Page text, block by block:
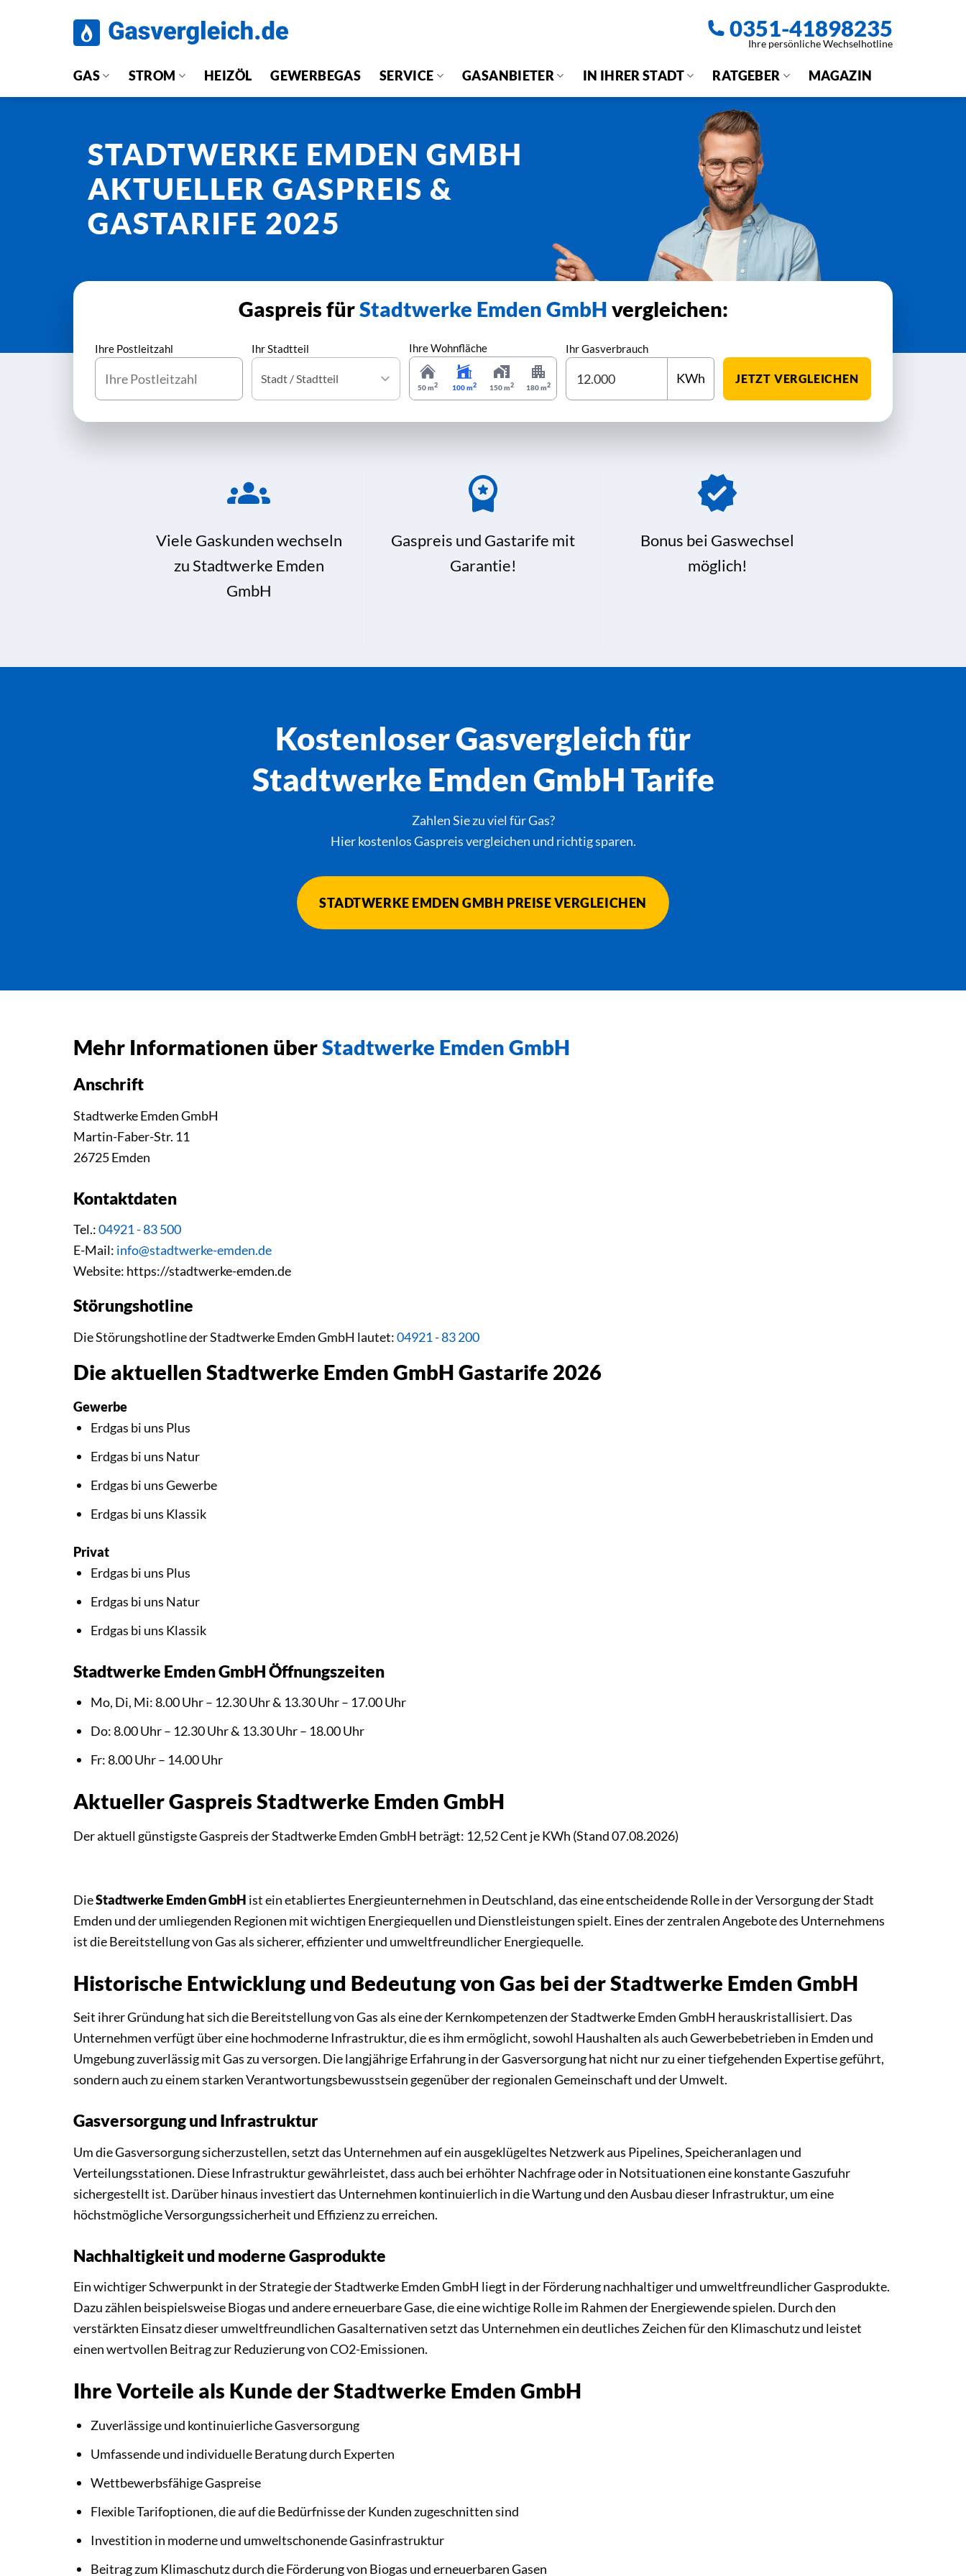
0351-41898235
Ihre persönliche Wechselhotline
GAS STROM HEIZÖL GEWERBEGAS SERVICE GASANBIETER IN IHRER STADT RATGEBER MAGAZIN
STADTWERKE EMDEN GMBH
AKTUELLER GASPREIS &
GASTARIFE 2025
Gaspreis fürStadtwerke Emden GmbH vergleichen:
Ihre Postleitzahl Ihr Stadtteil Ihre Wohnfläche
50 m2 100 m2 150 m2 180 m2
Ihr Gasverbrauch
KWh JETZT VERGLEICHEN
Viele Gaskunden wechseln
zu Stadtwerke Emden
GmbH
Gaspreis und Gastarife mit
Garantie!
Bonus bei Gaswechsel
möglich!
Kostenloser Gasvergleich für
Stadtwerke Emden GmbH Tarife
Zahlen Sie zu viel für Gas?
Hier kostenlos Gaspreis vergleichen und richtig sparen.
STADTWERKE EMDEN GMBH PREISE VERGLEICHEN
Mehr Informationen überStadtwerke Emden GmbH
Anschrift
Stadtwerke Emden GmbH
Martin-Faber-Str. 11
26725 Emden
Kontaktdaten
Tel.:04921 - 83 500
E-Mail: info@stadtwerke-emden.de
Website: https://stadtwerke-emden.de
Störungshotline
Die Störungshotline der Stadtwerke Emden GmbH lautet:04921 - 83 200
Die aktuellen Stadtwerke Emden GmbH Gastarife 2026
Gewerbe
Erdgas bi uns Plus
Erdgas bi uns Natur
Erdgas bi uns Gewerbe
Erdgas bi uns Klassik
Privat
Erdgas bi uns Plus
Erdgas bi uns Natur
Erdgas bi uns Klassik
Stadtwerke Emden GmbH Öffnungszeiten
Mo, Di, Mi: 8.00 Uhr – 12.30 Uhr & 13.30 Uhr – 17.00 Uhr
Do: 8.00 Uhr – 12.30 Uhr & 13.30 Uhr – 18.00 Uhr
Fr: 8.00 Uhr – 14.00 Uhr
Aktueller Gaspreis Stadtwerke Emden GmbH
Der aktuell günstigste Gaspreis der Stadtwerke Emden GmbH beträgt: 12,52 Cent je KWh (Stand 07.08.2026)
DieStadtwerke Emden GmbH ist ein etabliertes Energieunternehmen in Deutschland, das eine entscheidende Rolle in der Versorgung der Stadt
Emden und der umliegenden Regionen mit wichtigen Energiequellen und Dienstleistungen spielt. Eines der zentralen Angebote des Unternehmens
ist die Bereitstellung von Gas als sicherer, effizienter und umweltfreundlicher Energiequelle.
Historische Entwicklung und Bedeutung von Gas bei der Stadtwerke Emden GmbH
Seit ihrer Gründung hat sich die Bereitstellung von Gas als eine der Kernkompetenzen der Stadtwerke Emden GmbH herauskristallisiert. Das
Unternehmen verfügt über eine hochmoderne Infrastruktur, die es ihm ermöglicht, sowohl Haushalten als auch Gewerbebetrieben in Emden und
Umgebung zuverlässig mit Gas zu versorgen. Die langjährige Erfahrung in der Gasversorgung hat nicht nur zu einer tiefgehenden Expertise geführt,
sondern auch zu einem starken Verantwortungsbewusstsein gegenüber der regionalen Gemeinschaft und der Umwelt.
Gasversorgung und Infrastruktur
Um die Gasversorgung sicherzustellen, setzt das Unternehmen auf ein ausgeklügeltes Netzwerk aus Pipelines, Speicheranlagen und
Verteilungsstationen. Diese Infrastruktur gewährleistet, dass auch bei erhöhter Nachfrage oder in Notsituationen eine konstante Gaszufuhr
sichergestellt ist. Darüber hinaus investiert das Unternehmen kontinuierlich in die Wartung und den Ausbau dieser Infrastruktur, um eine
höchstmögliche Versorgungssicherheit und Effizienz zu erreichen.
Nachhaltigkeit und moderne Gasprodukte
Ein wichtiger Schwerpunkt in der Strategie der Stadtwerke Emden GmbH liegt in der Förderung nachhaltiger und umweltfreundlicher Gasprodukte.
Dazu zählen beispielsweise Biogas und andere erneuerbare Gase, die eine wichtige Rolle im Rahmen der Energiewende spielen. Durch den
verstärkten Einsatz dieser umweltfreundlichen Gasalternativen setzt das Unternehmen ein deutliches Zeichen für den Klimaschutz und leistet
einen wertvollen Beitrag zur Reduzierung von CO2-Emissionen.
Ihre Vorteile als Kunde der Stadtwerke Emden GmbH
Zuverlässige und kontinuierliche Gasversorgung
Umfassende und individuelle Beratung durch Experten
Wettbewerbsfähige Gaspreise
Flexible Tarifoptionen, die auf die Bedürfnisse der Kunden zugeschnitten sind
Investition in moderne und umweltschonende Gasinfrastruktur
Beitrag zum Klimaschutz durch die Förderung von Biogas und erneuerbaren Gasen